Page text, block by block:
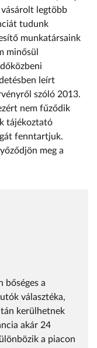
vásárolt legtöbb
tudunk
munkatársaink
minősül
leírt
szóló 2013.
nem fűződik
tájékoztató
fenntartjuk.
meg a
bőséges a
választéka,
kerülhetnek
akár 24
a piacon